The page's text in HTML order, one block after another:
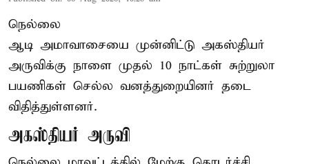
நெல்லை
ஆடி அமாவாசையை முன்னிட்டு அகஸ்தியர்
அருவிக்கு நாளை முதல் 10 நாட்கள் சுற்றுலா
பயணிகள் செல்ல வனத்துறையினர் தடை
விதித்துள்ளனர்.
அகஸ்தியர் அருவி